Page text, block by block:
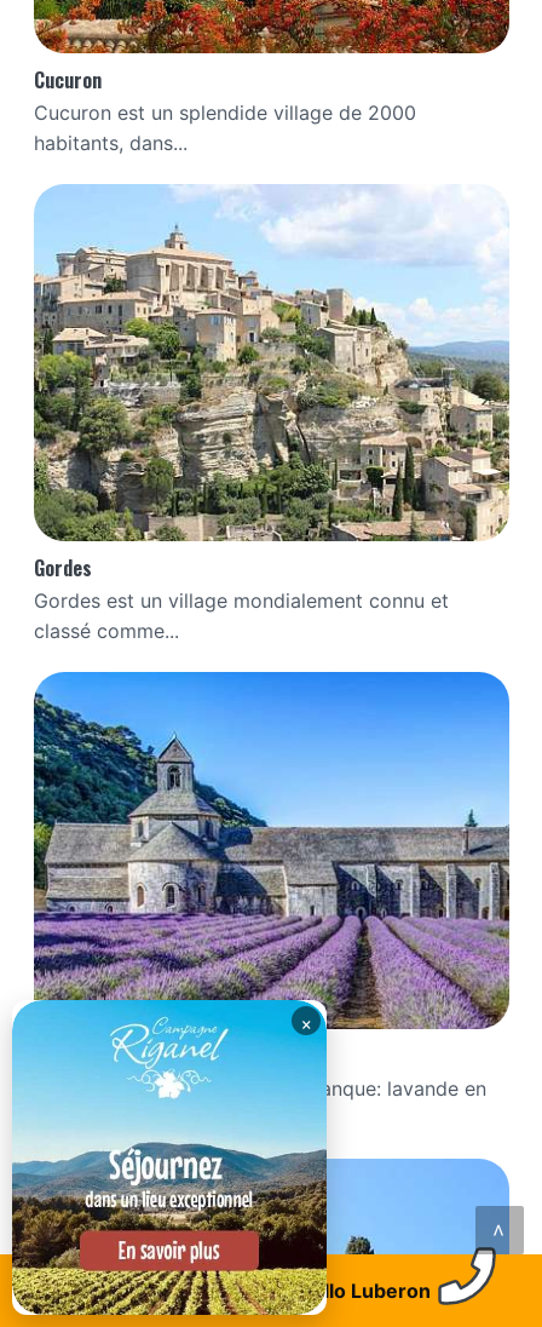
Cucuron
Cucuron est un splendide village de 2000
habitants, dans...
Gordes
Gordes est un village mondialement connu et
classé comme...
Abbaye Notre-dame de Sénanque
Tout savoir sur l’abbaye de Sénanque: lavande en
Trouvez un logement Allo Luberon
×
<